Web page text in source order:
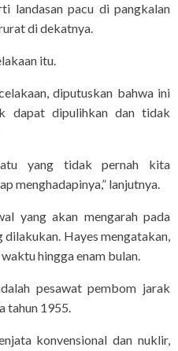
landasan pacu di pangkalan
di dekatnya.
itu.
diputuskan bahwa ini
dapat dipulihkan dan tidak
yang tidak pernah kita
menghadapinya,” lanjutnya.
yang akan mengarah pada
dilakukan. Hayes mengatakan,
hingga enam bulan.
pesawat pembom jarak
tahun 1955.
konvensional dan nuklir,